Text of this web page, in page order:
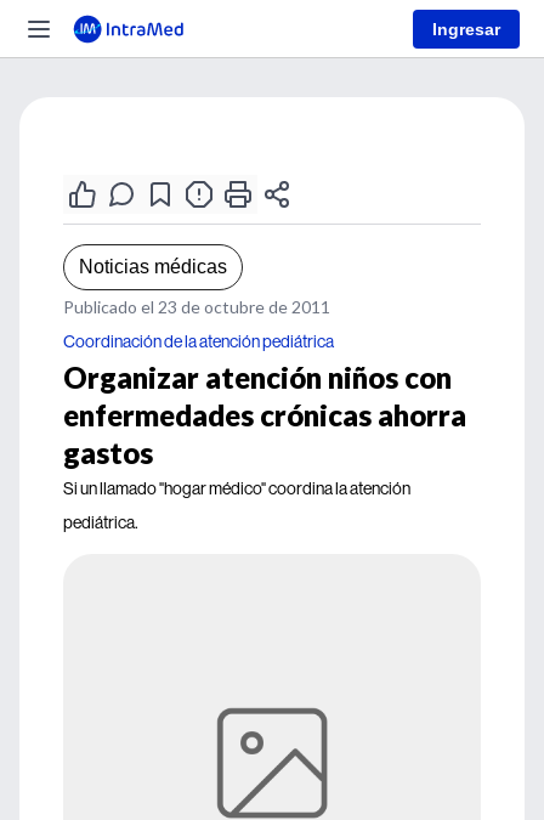
Ingresar
Noticias médicas
Publicado el 23 de octubre de 2011
Coordinación de la atención pediátrica
Organizar atención niños con
enfermedades crónicas ahorra
gastos
Si un llamado "hogar médico" coordina la atención
pediátrica.